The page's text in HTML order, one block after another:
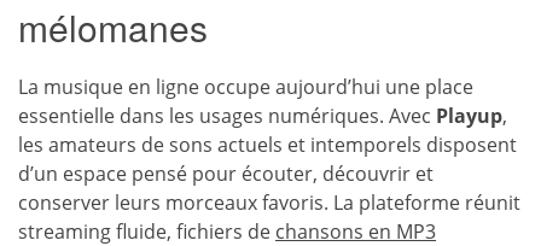
mélomanes
La musique en ligne occupe aujourd’hui une place
essentielle dans les usages numériques. Avec Playup,
les amateurs de sons actuels et intemporels disposent
d’un espace pensé pour écouter, découvrir et
conserver leurs morceaux favoris. La plateforme réunit
streaming fluide, fichiers de chansons en MP3